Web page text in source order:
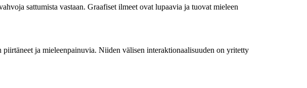
sattumista vastaan. Graafiset ilmeet ovat lupaavia ja tuovat mieleen
ja mieleenpainuvia. Niiden välisen interaktionaalisuuden on yritetty